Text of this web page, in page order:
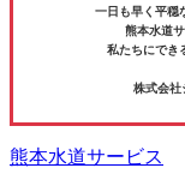
一日も早く平穏
熊本水道
私たちにでき
株式会社
熊本水道サービス